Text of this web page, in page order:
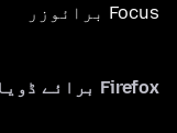
Focus برائوزر
Firefox برائے ڈویلپرز